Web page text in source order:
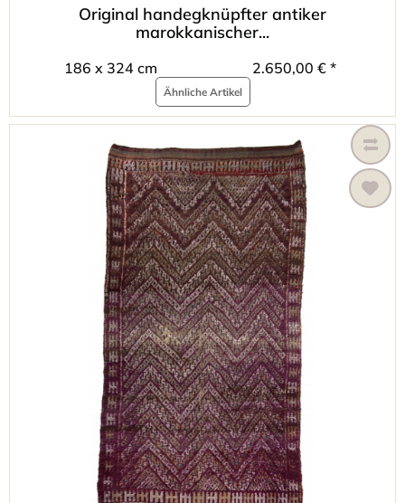
Original handegknüpfter antiker
marokkanischer...
186 x 324 cm 2.650,00 € *
Ähnliche Artikel